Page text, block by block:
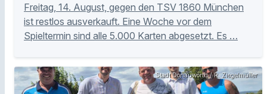
Freitag, 14. August, gegen den TSV 1860 München
ist restlos ausverkauft. Eine Woche vor dem
Spieltermin sind alle 5.000 Karten abgesetzt. Es …
Stadt Donauwörth / R. Ziegelmüller